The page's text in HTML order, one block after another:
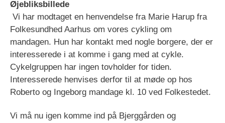
Øjebliksbillede
Vi har modtaget en henvendelse fra Marie Harup fra
Folkesundhed Aarhus om vores cykling om
mandagen. Hun har kontakt med nogle borgere, der er
interesserede i at komme i gang med at cykle.
Cykelgruppen har ingen tovholder for tiden.
Interesserede henvises derfor til at møde op hos
Roberto og Ingeborg mandage kl. 10 ved Folkestedet.
Vi må nu igen komme ind på Bjerggården og